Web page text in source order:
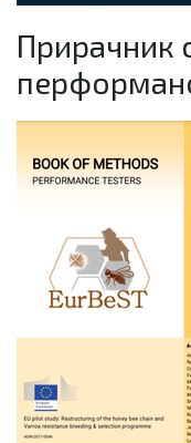
Прирачник